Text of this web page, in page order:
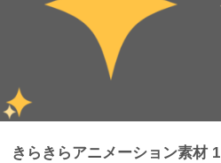
きらきらアニメーション素材 1